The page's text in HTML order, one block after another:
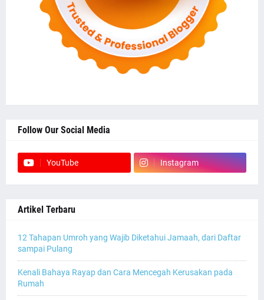
Follow Our Social Media
YouTube Instagram
Artikel Terbaru
12 Tahapan Umroh yang Wajib Diketahui Jamaah, dari Daftar
sampai Pulang
Kenali Bahaya Rayap dan Cara Mencegah Kerusakan pada
Rumah